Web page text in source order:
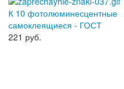
К 10 фотолюминесцентные
самоклеящиеся - ГОСТ
221 руб.